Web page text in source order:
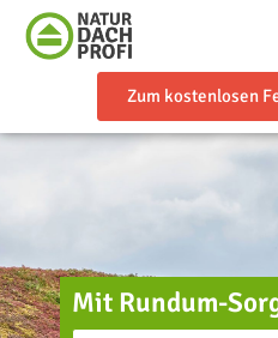
Zum kostenlosen
Mit Rundum-